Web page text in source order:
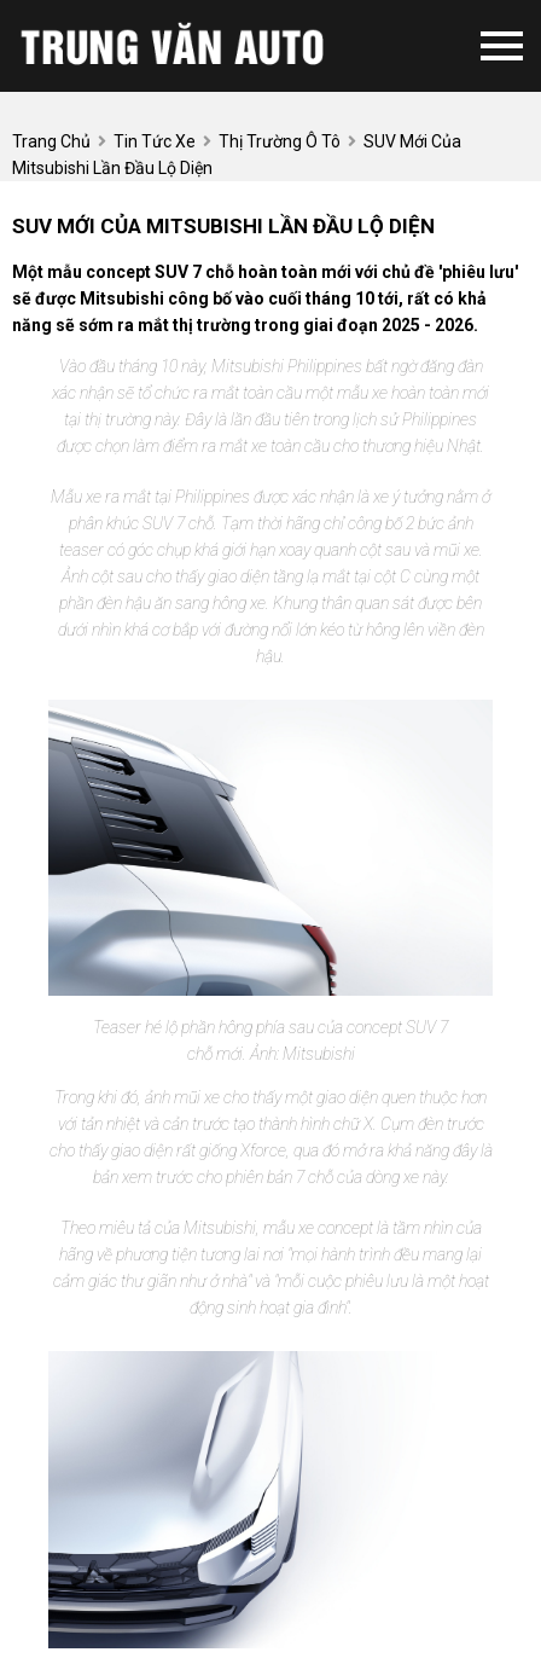
Trang Chủ Tin Tức Xe Thị Trường Ô Tô
SUV Mới Của
Mitsubishi Lần Đầu Lộ Diện
SUV MỚI CỦA MITSUBISHI LẦN ĐẦU LỘ DIỆN
Một mẫu concept SUV 7 chỗ hoàn toàn mới với chủ đề 'phiêu lưu'
sẽ được Mitsubishi công bố vào cuối tháng 10 tới, rất có khả
năng sẽ sớm ra mắt thị trường trong giai đoạn 2025 - 2026.
Vào đầu tháng 10 này, Mitsubishi Philippines bất ngờ đăng đàn
xác nhận sẽ tổ chức ra mắt toàn cầu một mẫu xe hoàn toàn mới
tại thị trường này. Đây là lần đầu tiên trong lịch sử Philippines
được chọn làm điểm ra mắt xe toàn cầu cho thương hiệu Nhật.
Mẫu xe ra mắt tại Philippines được xác nhận là xe ý tưởng nằm ở
phân khúc SUV 7 chỗ. Tạm thời hãng chỉ công bố 2 bức ảnh
teaser có góc chụp khá giới hạn xoay quanh cột sau và mũi xe.
Ảnh cột sau cho thấy giao diện tầng lạ mắt tại cột C cùng một
phần đèn hậu ăn sang hông xe. Khung thân quan sát được bên
dưới nhìn khá cơ bắp với đường nổi lớn kéo từ hông lên viền đèn
hậu.
Teaser hé lộ phần hông phía sau của concept SUV 7
chỗ mới. Ảnh: Mitsubishi
Trong khi đó, ảnh mũi xe cho thấy một giao diện quen thuộc hơn
với tản nhiệt và cản trước tạo thành hình chữ X. Cụm đèn trước
cho thấy giao diện rất giống Xforce, qua đó mở ra khả năng đây là
bản xem trước cho phiên bản 7 chỗ của dòng xe này.
Theo miêu tả của Mitsubishi, mẫu xe concept là tầm nhìn của
hãng về phương tiện tương lai nơi "mọi hành trình đều mang lại
cảm giác thư giãn như ở nhà" và "mỗi cuộc phiêu lưu là một hoạt
động sinh hoạt gia đình".